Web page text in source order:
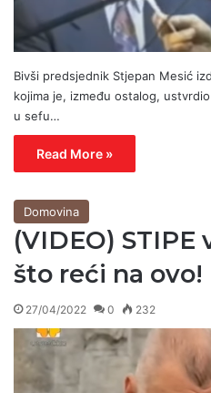
Bivši predsjednik Stjepan Mesić
kojima je, između ostalog,
u sefu…
Read More »
Domovina
(VIDEO) STIPE
što reći na ovo!
27/04/2022 0 232